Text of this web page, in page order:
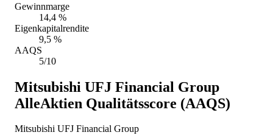
Gewinnmarge
14,4 %
Eigenkapitalrendite
9,5 %
AAQS
5/10
Mitsubishi UFJ Financial Group
AlleAktien Qualitätsscore (AAQS)
Mitsubishi UFJ Financial Group